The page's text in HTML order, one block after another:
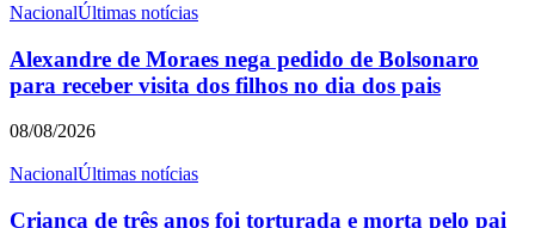
NacionalÚltimas notícias
Alexandre de Moraes nega pedido de Bolsonaro
para receber visita dos filhos no dia dos pais
08/08/2026
NacionalÚltimas notícias
Criança de três anos foi torturada e morta pelo pai